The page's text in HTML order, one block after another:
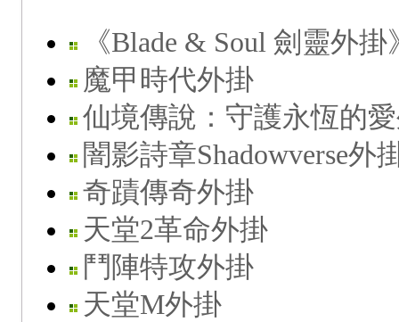
《Blade & Soul 劍靈外掛
魔甲時代外掛
仙境傳說：守護永恆的
闇影詩章Shadowverse外
奇蹟傳奇外掛
天堂2革命外掛
鬥陣特攻外掛
天堂M外掛